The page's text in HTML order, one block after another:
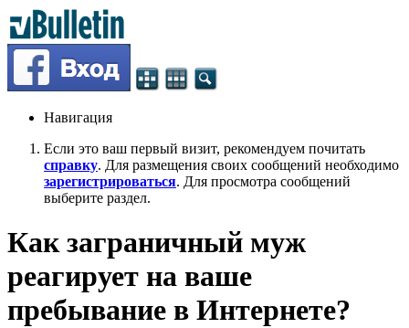
Навигация
Если это ваш первый визит, рекомендуем почитать
справку. Для размещения своих сообщений необходимо
зарегистрироваться. Для просмотра сообщений
выберите раздел.
Как заграничный муж
реагирует на ваше
пребывание в Интернете?